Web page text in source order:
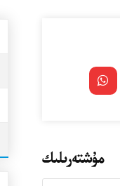
مۇشتەرىلىك